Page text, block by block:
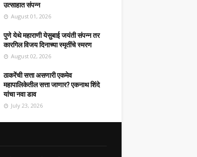
उत्साहात संपन्न
August 01, 2026
पुणे येथे महाराणी येसुबाई जयंती संपन्न तर
कारगिल विजय दिनाच्या स्मृतींचे स्मरण
August 02, 2026
ठाकरेंची सत्ता असणारी एकमेव
महापालिकेतील सत्ता जाणार? एकनाथ शिंदे
यांचा नवा डाव
July 23, 2026